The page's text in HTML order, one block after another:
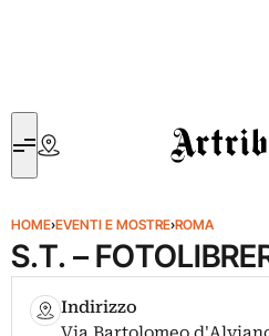
Artribune
HOME›EVENTI E MOSTRE›ROMA
S.T. –
Indirizzo